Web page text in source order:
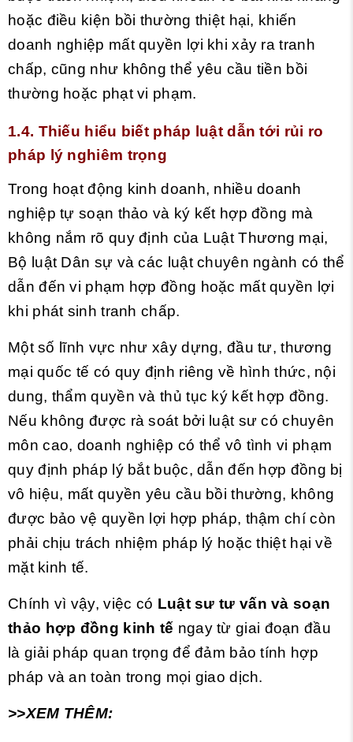
hoặc điều kiện bồi thường thiệt hại, khiến
doanh nghiệp mất quyền lợi khi xảy ra tranh
chấp, cũng như không thể yêu cầu tiền bồi
thường hoặc phạt vi phạm.
1.4. Thiếu hiểu biết pháp luật dẫn tới rủi ro
pháp lý nghiêm trọng
Trong hoạt động kinh doanh, nhiều doanh
nghiệp tự soạn thảo và ký kết hợp đồng mà
không nắm rõ quy định của Luật Thương mại,
Bộ luật Dân sự và các luật chuyên ngành có thể
dẫn đến vi phạm hợp đồng hoặc mất quyền lợi
khi phát sinh tranh chấp.
Một số lĩnh vực như xây dựng, đầu tư, thương
mại quốc tế có quy định riêng về hình thức, nội
dung, thẩm quyền và thủ tục ký kết hợp đồng.
Nếu không được rà soát bởi luật sư có chuyên
môn cao, doanh nghiệp có thể vô tình vi phạm
quy định pháp lý bắt buộc, dẫn đến hợp đồng bị
vô hiệu, mất quyền yêu cầu bồi thường, không
được bảo vệ quyền lợi hợp pháp, thậm chí còn
phải chịu trách nhiệm pháp lý hoặc thiệt hại về
mặt kinh tế.
Chính vì vậy, việc có Luật sư tư vấn và soạn
thảo hợp đồng kinh tế ngay từ giai đoạn đầu
là giải pháp quan trọng để đảm bảo tính hợp
pháp và an toàn trong mọi giao dịch.
>>XEM THÊM: